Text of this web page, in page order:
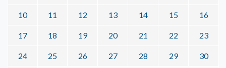
10 11 12 13 14 15 16
17 18 19 20 21 22 23
24 25 26 27 28 29 30